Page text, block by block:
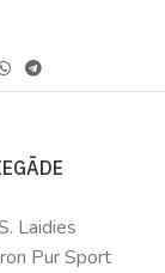
Laidies
Pur Sport